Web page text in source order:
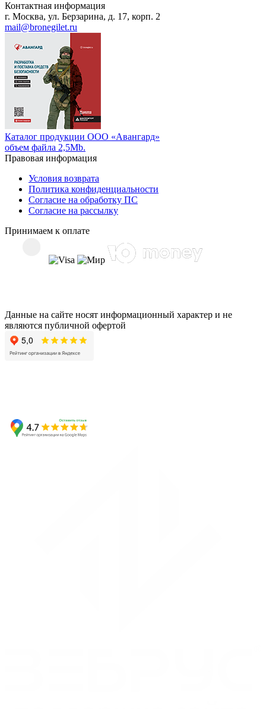
Контактная информация
г. Москва, ул. Берзарина, д. 17, корп. 2
mail@bronegilet.ru
Каталог продукции ООО «Авангард»
объем файла 2,5Mb.
Правовая информация
Условия возврата
Политика конфиденциальности
Согласие на обработку ПС
Согласие на рассылку
Принимаем к оплате
Данные на сайте носят информационный характер и не
являются публичной офертой